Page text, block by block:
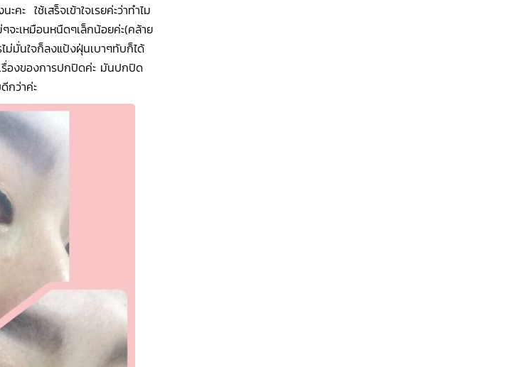
คะ ใช้เสร็จเข้าใจเรยค่ะว่าทำไม
จะเหมือนหนืดๆเล็กน้อยค่ะ(คล้าย
ม่มั่นใจก็ลงแป้งฝุ่นเบาๆทับก็ได้
เรื่องของการปกปิดค่ะ มันปกปิด
กว่าค่ะ